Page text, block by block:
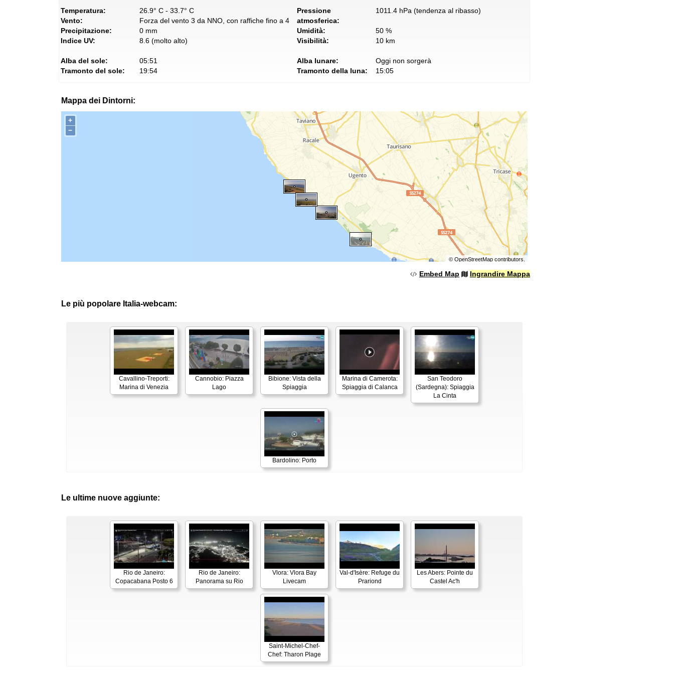
Temperatura:
26.9° C - 33.7° C
Vento:
Forza del vento 3 da NNO, con raffiche fino a 4
Precipitazione:
0 mm
Indice UV:
8.6 (molto alto)
Pressione
atmosferica:
1011.4 hPa (tendenza al ribasso)
Umidità:
50 %
Visibilità:
10 km
Alba del sole:
05:51
Tramonto del sole:
19:54
Alba lunare:
Oggi non sorgerà
Tramonto della luna:
15:05
Mappa dei Dintorni:
+
−
© OpenStreetMapcontributors.
Embed Map Ingrandire Mappa
Le più popolare Italia-webcam:
Cavallino-Treporti:
Marina di Venezia
Cannobio: Piazza
Lago
Bibione: Vista della
Spiaggia
Marina di Camerota:
Spiaggia di Calanca
San Teodoro
(Sardegna): Spiaggia
La Cinta
Bardolino: Porto
Le ultime nuove aggiunte:
Rio de Janeiro:
Copacabana Posto 6
Rio de Janeiro:
Panorama su Rio
Vlora: Vlora Bay
Livecam
Val-d'Isère: Refuge du
Prariond
Les Abers: Pointe du
Castel Ac'h
Saint-Michel-Chef-
Chef: Tharon Plage